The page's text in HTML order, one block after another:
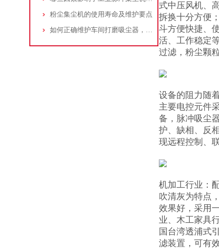
粉尘集尘机的使用寿命及维护要点
如何正确维护车间打磨吸尘器，延长使用寿命
式中压风机、
拆换十分方便
斗方便快捷、
活、工作稳定
过滤，粉尘颗
设备的阻力随
主要电控元件
备，脉冲吸尘
护、缺相、反
现远程控制、
机加工行业：
吹清灰为特点
效果好，采用
业、木工家具
国台湾透浦式
滤装置，可有